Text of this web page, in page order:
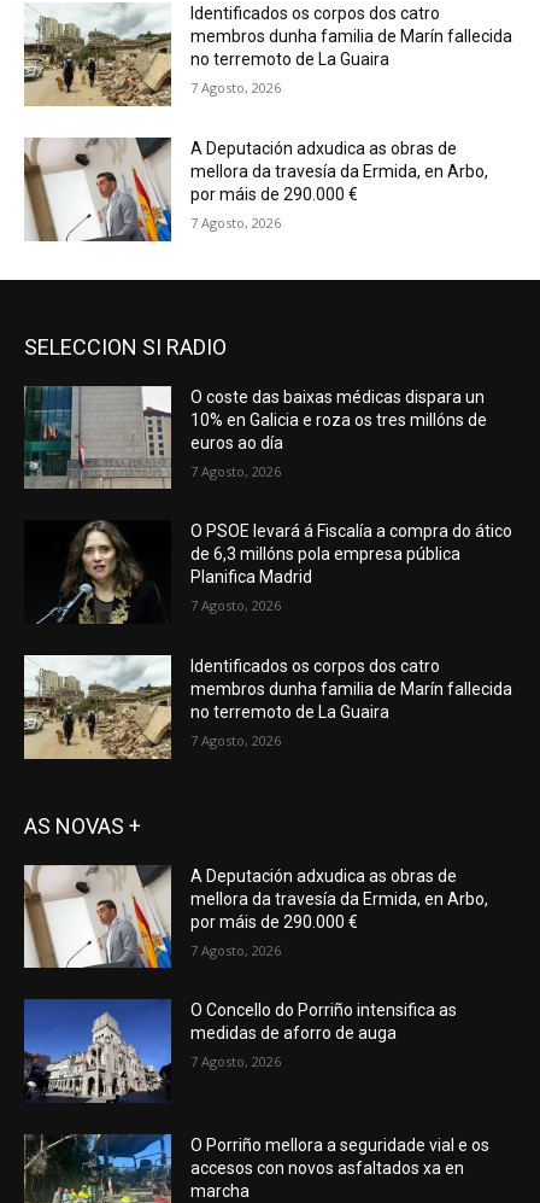
Identificados os corpos dos catro
membros dunha familia de Marín fallecida
no terremoto de La Guaira
7 Agosto, 2026
A Deputación adxudica as obras de
mellora da travesía da Ermida, en Arbo,
por máis de 290.000 €
7 Agosto, 2026
SELECCION SI RADIO
O coste das baixas médicas dispara un
10% en Galicia e roza os tres millóns de
euros ao día
7 Agosto, 2026
O PSOE levará á Fiscalía a compra do ático
de 6,3 millóns pola empresa pública
Planifica Madrid
7 Agosto, 2026
Identificados os corpos dos catro
membros dunha familia de Marín fallecida
no terremoto de La Guaira
7 Agosto, 2026
AS NOVAS +
A Deputación adxudica as obras de
mellora da travesía da Ermida, en Arbo,
por máis de 290.000 €
7 Agosto, 2026
O Concello do Porriño intensifica as
medidas de aforro de auga
7 Agosto, 2026
O Porriño mellora a seguridade vial e os
accesos con novos asfaltados xa en
marcha